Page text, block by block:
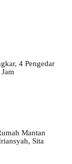
4 Pengedar
Mantan
Sita